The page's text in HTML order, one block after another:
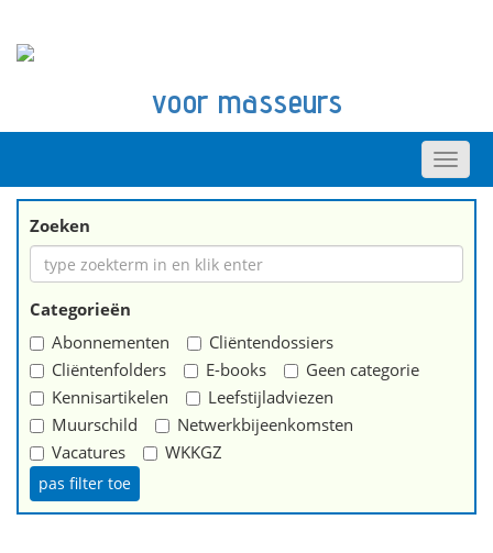
voor masseurs
Zoeken
Categorieën
Abonnementen
Cliëntendossiers
Cliëntenfolders
E-books
Geen categorie
Kennisartikelen
Leefstijladviezen
Muurschild
Netwerkbijeenkomsten
Vacatures
WKKGZ